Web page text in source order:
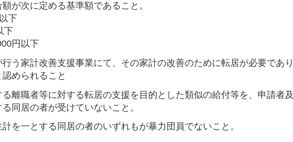
が次に定める基準額であること。
下
下
円以下
う家計改善支援事業にて、その家計の改善のために転居が必要であ
められること
離職者等に対する転居の支援を目的とした類似の給付等を、申請者
同居の者が受けていないこと。
を一とする同居の者のいずれもが暴力団員でないこと。